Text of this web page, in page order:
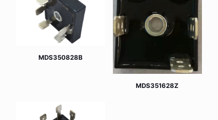
MDS350828B
MDS351628Z